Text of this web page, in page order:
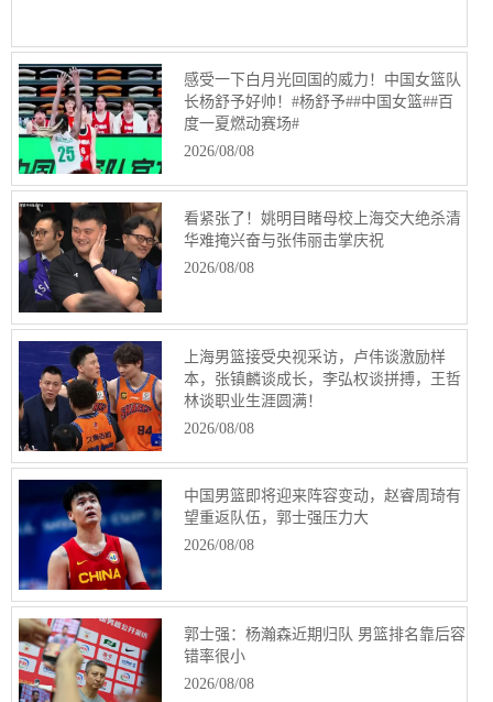
感受一下白月光回国的威力！中国女篮队
长杨舒予好帅！#杨舒予##中国女篮##百
度一夏燃动赛场#
2026/08/08
看紧张了！姚明目睹母校上海交大绝杀清
华难掩兴奋与张伟丽击掌庆祝
2026/08/08
上海男篮接受央视采访，卢伟谈激励样
本，张镇麟谈成长，李弘权谈拼搏，王哲
林谈职业生涯圆满！
2026/08/08
中国男篮即将迎来阵容变动，赵睿周琦有
望重返队伍，郭士强压力大
2026/08/08
郭士强：杨瀚森近期归队 男篮排名靠后容
错率很小
2026/08/08